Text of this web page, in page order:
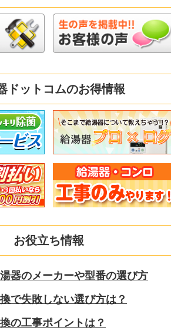
ドットコムのお得情報
お役立ち情報
器のメーカーや型番の選び方
で失敗しない選び方は？
の工事ポイントは？